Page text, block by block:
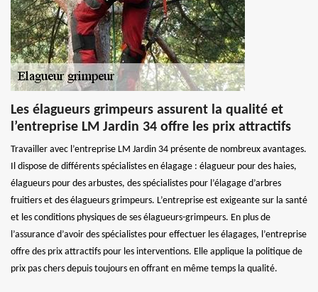
Les élagueurs grimpeurs assurent la qualité et
l’entreprise LM Jardin 34 offre les prix attractifs
Travailler avec l’entreprise LM Jardin 34 présente de nombreux avantages.
Il dispose de différents spécialistes en élagage : élagueur pour des haies,
élagueurs pour des arbustes, des spécialistes pour l’élagage d’arbres
fruitiers et des élagueurs grimpeurs. L’entreprise est exigeante sur la santé
et les conditions physiques de ses élagueurs-grimpeurs. En plus de
l’assurance d’avoir des spécialistes pour effectuer les élagages, l’entreprise
offre des prix attractifs pour les interventions. Elle applique la politique de
prix pas chers depuis toujours en offrant en même temps la qualité.